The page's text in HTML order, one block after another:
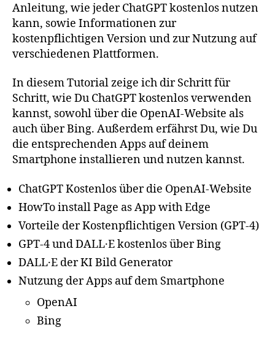
Anleitung, wie jeder ChatGPT kostenlos nutzen
kann, sowie Informationen zur
kostenpflichtigen Version und zur Nutzung auf
verschiedenen Plattformen.
In diesem Tutorial zeige ich dir Schritt für
Schritt, wie Du ChatGPT kostenlos verwenden
kannst, sowohl über die OpenAI-Website als
auch über Bing. Außerdem erfährst Du, wie Du
die entsprechenden Apps auf deinem
Smartphone installieren und nutzen kannst.
ChatGPT Kostenlos über die OpenAI-Website
HowTo install Page as App with Edge
Vorteile der Kostenpflichtigen Version (GPT-4)
GPT-4 und DALL·E kostenlos über Bing
DALL·E der KI Bild Generator
Nutzung der Apps auf dem Smartphone
OpenAI
Bing